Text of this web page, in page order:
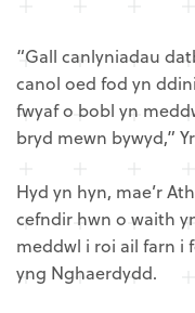
“Gall canlyniadau
canol oed fod yn
fwyaf o bobl yn
bryd mewn bywyd,”
Hyd yn hyn, mae’r
cefndir hwn o waith
meddwl i roi ail farn i
yng Nghaerdydd.